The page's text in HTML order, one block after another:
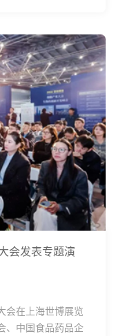
会发表专题演
会在上海世博展览
、中国食品药品企